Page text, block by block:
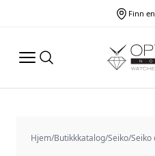
Finn
Hjem/Butikkkatalog/Seiko/Seiko